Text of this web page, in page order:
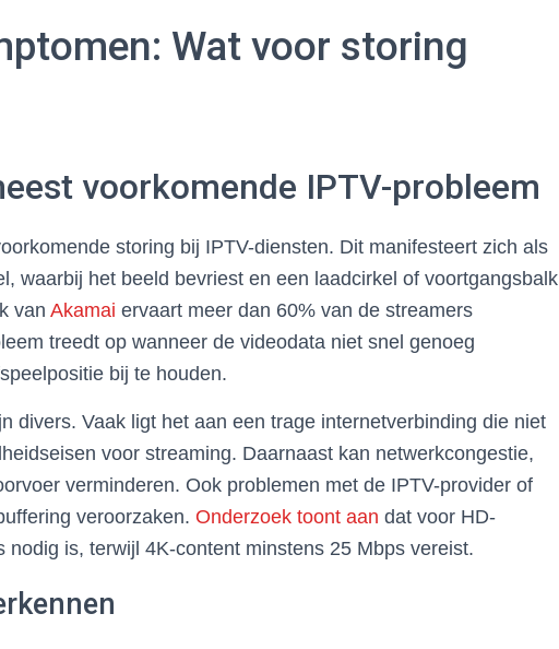
Wat voor storing
voorkomende IPTV-probleem
storing bij IPTV-diensten. Dit manifesteert zich als
waarbij het beeld bevriest en een laadcirkel of voortgangsbalk
van Akamai ervaart meer dan 60% van de streamers
treedt op wanneer de videodata niet snel genoeg
bij te houden.
divers. Vaak ligt het aan een trage internetverbinding die niet
voor streaming. Daarnaast kan netwerkcongestie,
verminderen. Ook problemen met de IPTV-provider of
veroorzaken. Onderzoek toont aan dat voor HD-
nodig is, terwijl 4K-content minstens 25 Mbps vereist.